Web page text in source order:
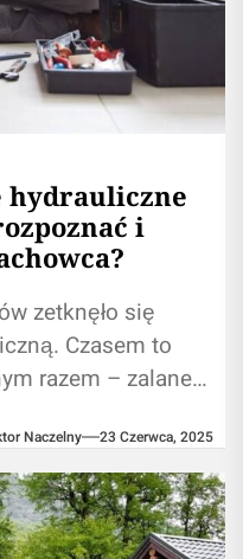
hydrauliczne
i
zetknęło się
Czasem to
razem – zalane
Naczelny 23 Czerwca, 2025